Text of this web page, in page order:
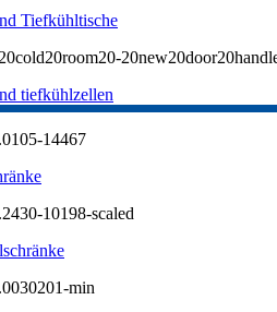
Tiefkühltische
tiefkühlzellen